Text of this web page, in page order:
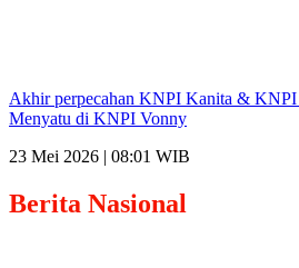
Akhir perpecahan KNPI Kanita & KNPI
Menyatu di KNPI Vonny
23 Mei 2026 | 08:01 WIB
Berita Nasional